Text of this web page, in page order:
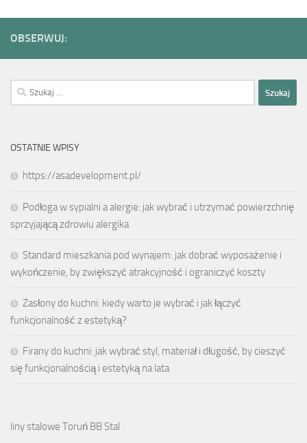
OBSERWUJ:
Szukaj:
OSTATNIE WPISY
https://asadevelopment.pl/
Podłoga w sypialni a alergie: jak wybrać i utrzymać powierzchnię
sprzyjającą zdrowiu alergika
Standard mieszkania pod wynajem: jak dobrać wyposażenie i
wykończenie, by zwiększyć atrakcyjność i ograniczyć koszty
Zasłony do kuchni: kiedy warto je wybrać i jak łączyć
funkcjonalność z estetyką?
Firany do kuchni: jak wybrać styl, materiał i długość, by cieszyć
się funkcjonalnością i estetyką na lata
liny stalowe Toruń BB Stal